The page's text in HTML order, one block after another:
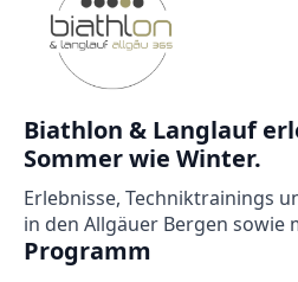
Biathlon & Langlauf
Sommer wie Winter.
Erlebnisse, Techniktrainings
in den Allgäuer Bergen sowie
Programm